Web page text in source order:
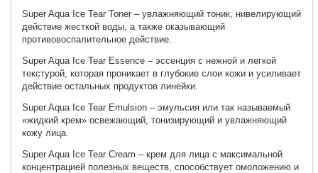
Super Aqua Ice Tear Toner– увлажняющий тоник, нивелирующий
действие жесткой воды, а также оказывающий
противовоспалительное действие.
Super Aqua Ice Tear Essence – эссенция с нежной и легкой
текстурой, которая проникает в глубокие слои кожи и усиливает
действие остальных продуктов линейки.
Super Aqua Ice Tear Emulsion – эмульсия или так называемый
«жидкий крем» освежающий, тонизирующий и увлажняющий
кожу лица.
Super Aqua Ice Tear Cream – крем для лица с максимальной
концентрацией полезных веществ, способствует омоложению и